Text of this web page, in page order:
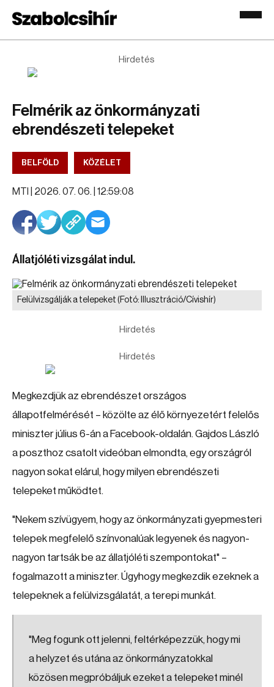
Hirdetés
Felmérik az önkormányzati
ebrendészeti telepeket
BELFÖLD KÖZÉLET
MTI | 2026. 07. 06. | 12:59:08
Állatjóléti vizsgálat indul.
Felülvizsgálják a telepeket (Fotó: Illusztráció/Cívishír)
Hirdetés
Hirdetés
Megkezdjük az ebrendészet országos
állapotfelmérését – közölte az élő környezetért felelős
miniszter július 6-án a Facebook-oldalán. Gajdos László
a poszthoz csatolt videóban elmondta, egy országról
nagyon sokat elárul, hogy milyen ebrendészeti
telepeket működtet.
"Nekem szívügyem, hogy az önkormányzati gyepmesteri
telepek megfelelő színvonalúak legyenek és nagyon-
nagyon tartsák be az állatjóléti szempontokat" –
fogalmazott a miniszter. Úgyhogy megkezdik ezeknek a
telepeknek a felülvizsgálatát, a terepi munkát.
"Meg fogunk ott jelenni, feltérképezzük, hogy mi
a helyzet és utána az önkormányzatokkal
közösen megpróbáljuk ezeket a telepeket minél